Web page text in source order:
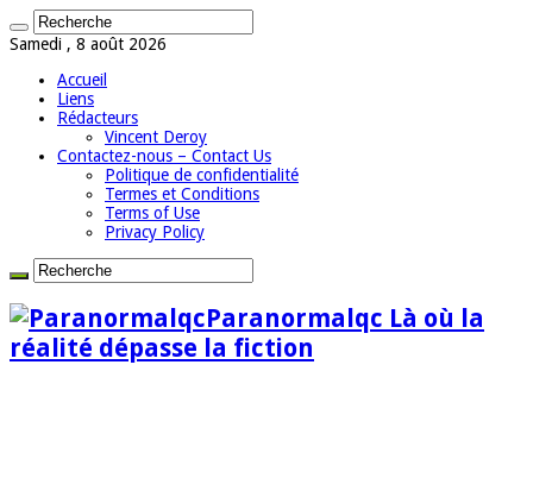
Samedi , 8 août 2026
Accueil
Liens
Rédacteurs
Vincent Deroy
Contactez-nous – Contact Us
Politique de confidentialité
Termes et Conditions
Terms of Use
Privacy Policy
Paranormalqc Là où la
réalité dépasse la fiction